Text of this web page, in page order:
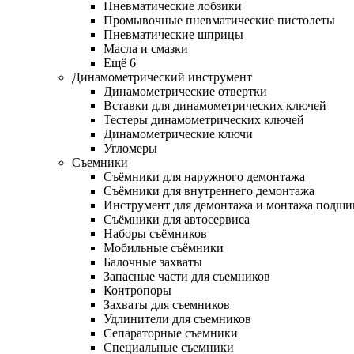
Пневматические лобзики
Промывочные пневматические пистолеты
Пневматические шприцы
Масла и смазки
Ещё 6
Динамометрический инструмент
Динамометрические отвертки
Вставки для динамометрических ключей
Тестеры динамометрических ключей
Динамометрические ключи
Угломеры
Съемники
Съёмники для наружного демонтажа
Съёмники для внутреннего демонтажа
Инструмент для демонтажа и монтажа
Съёмники для автосервиса
Наборы съёмников
Мобильные съёмники
Балочные захваты
Запасные части для съемников
Контропоры
Захваты для съемников
Удлинители для съемников
Сепараторные съемники
Специальные съемники